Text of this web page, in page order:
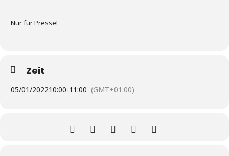
Nur für Presse!
Zeit
05/01/202210:00-11:00 (GMT+01:00)